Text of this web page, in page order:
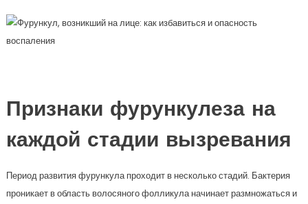
Признаки фурункулеза на
каждой стадии вызревания
Период развития фурункула проходит в несколько стадий. Бактерия
проникает в область волосяного фолликула начинает размножаться и